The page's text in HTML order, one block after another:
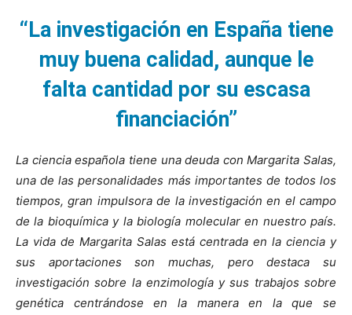
“La investigación en España tiene
muy buena calidad, aunque le
falta cantidad por su escasa
financiación”
La ciencia española tiene una deuda con Margarita Salas,
una de las personalidades más importantes de todos los
tiempos, gran impulsora de la investigación en el campo
de la bioquímica y la biología molecular en nuestro país.
La vida de Margarita Salas está centrada en la ciencia y
sus aportaciones son muchas, pero destaca su
investigación sobre la enzimología y sus trabajos sobre
genética centrándose en la manera en la que se